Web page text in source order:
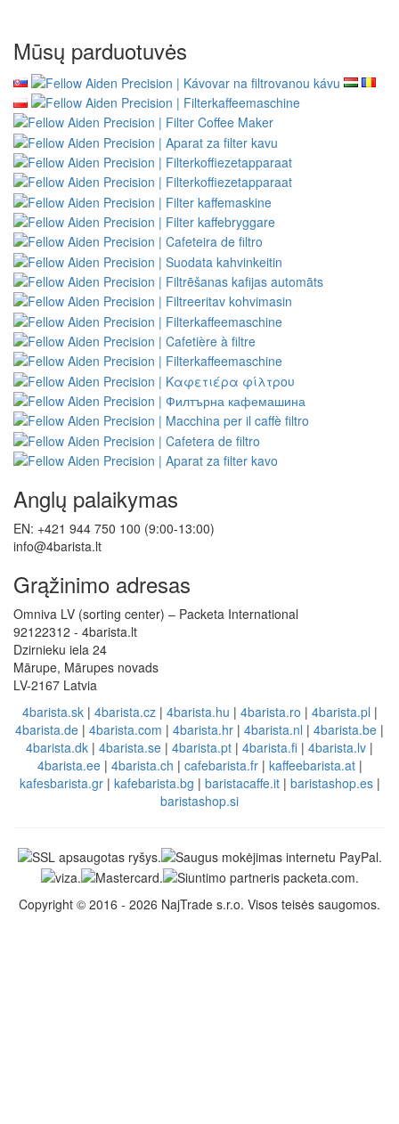
Mūsų parduotuvės
Anglų palaikymas
EN: +421 944 750 100 (9:00-13:00)
info@4barista.lt
Grąžinimo adresas
Omniva LV (sorting center) – Packeta International
92122312 - 4barista.lt
Dzirnieku iela 24
Mārupe, Mārupes novads
LV-2167 Latvia
4barista.sk| 4barista.cz| 4barista.hu | 4barista.ro | 4barista.pl |
4barista.de | 4barista.com | 4barista.hr | 4barista.nl | 4barista.be |
4barista.dk | 4barista.se | 4barista.pt | 4barista.fi | 4barista.lv |
4barista.ee| 4barista.ch | cafebarista.fr| kaffeebarista.at|
kafesbarista.gr| kafebarista.bg | baristacaffe.it| baristashop.es|
baristashop.si
Copyright © 2016 - 2026 NajTrade s.r.o. Visos teisės saugomos.